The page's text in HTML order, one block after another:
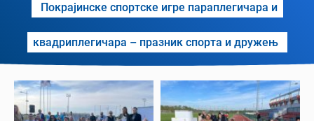
Покрајинске спортске игре параплегичара и
квадриплегичара – празник спорта и дружењ